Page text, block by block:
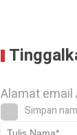
Alamat email
Simpan